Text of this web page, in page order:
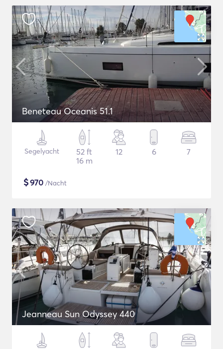
Beneteau Oceanis 51.1
Segelyacht
52 ft
16 m
12 6 7
$970 /Nacht
Jeanneau Sun Odyssey 440